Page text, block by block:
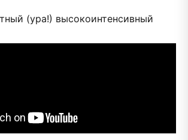
(ура!) высокоинтенсивный